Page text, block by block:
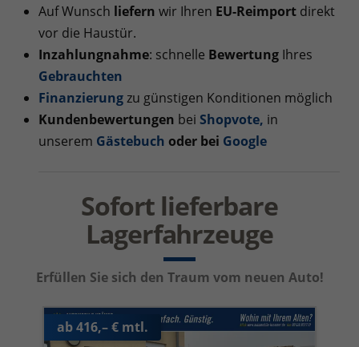
Auf Wunsch liefern wir Ihren EU-Reimport direkt
vor die Haustür.
Inzahlungnahme: schnelle Bewertung Ihres
Gebrauchten
Finanzierungzu günstigen Konditionen möglich
Kundenbewertungen bei Shopvote, in
unserem Gästebuch oder bei Google
Sofort lieferbare
Lagerfahrzeuge
Erfüllen Sie sich den Traum vom neuen Auto!
ab 416,– € mtl.